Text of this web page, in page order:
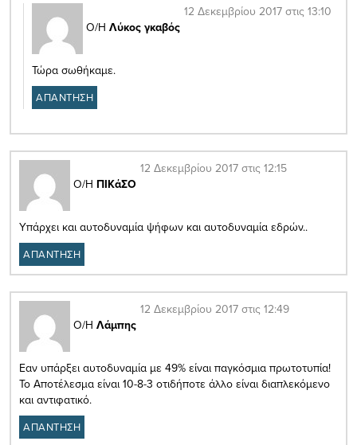
Ο/Η Λύκος γκαβός
12 Δεκεμβρίου 2017 στις 13:10
Τώρα σωθήκαμε.
ΑΠΑΝΤΗΣΗ
Ο/Η ΠΙΚάΣΟ
12 Δεκεμβρίου 2017 στις 12:15
Υπάρχει και αυτοδυναμία ψήφων και αυτοδυναμία εδρών..
ΑΠΑΝΤΗΣΗ
Ο/Η Λάμπης
12 Δεκεμβρίου 2017 στις 12:49
Εαν υπάρξει αυτοδυναμία με 49% είναι παγκόσμια πρωτοτυπία!
Το Αποτέλεσμα είναι 10-8-3 οτιδήποτε άλλο είναι διαπλεκόμενο
και αντιφατικό.
ΑΠΑΝΤΗΣΗ